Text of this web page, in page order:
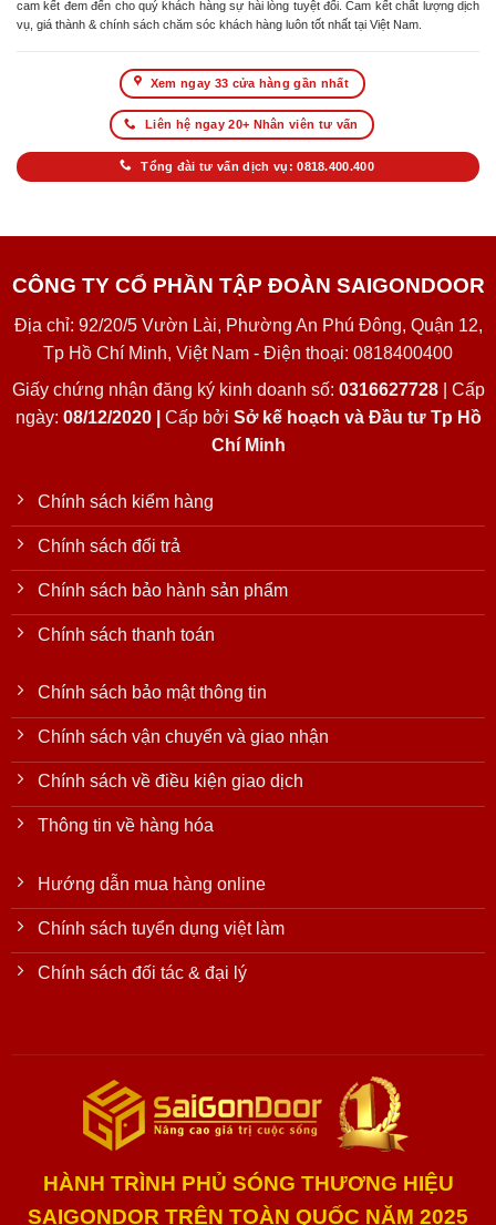
cam kết đem đến cho quý khách hàng sự hài lòng tuyệt đối. Cam kết chất lượng dịch
vụ, giá thành & chính sách chăm sóc khách hàng luôn tốt nhất tại Việt Nam.
Xem ngay 33 cửa hàng gần nhất
Liên hệ ngay 20+ Nhân viên tư vấn
Tổng đài tư vấn dịch vụ: 0818.400.400
CÔNG TY CỔ PHẦN TẬP ĐOÀN SAIGONDOOR
Địa chỉ: 92/20/5 Vườn Lài, Phường An Phú Đông, Quận 12,
Tp Hồ Chí Minh, Việt Nam - Điện thoại: 0818400400
Giấy chứng nhận đăng ký kinh doanh số: 0316627728| Cấp
ngày: 08/12/2020 | Cấp bởi Sở kế hoạch và Đầu tư Tp Hồ
Chí Minh
Chính sách kiểm hàng
Chính sách đổi trả
Chính sách bảo hành sản phẩm
Chính sách thanh toán
Chính sách bảo mật thông tin
Chính sách vận chuyển và giao nhận
Chính sách về điều kiện giao dịch
Thông tin về hàng hóa
Hướng dẫn mua hàng online
Chính sách tuyển dụng việt làm
Chính sách đối tác & đại lý
HÀNH TRÌNH PHỦ SÓNG THƯƠNG HIỆU
SAIGONDOR TRÊN TOÀN QUỐC NĂM 2025